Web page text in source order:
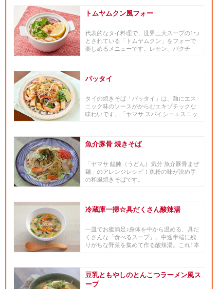
トムヤムクン風フォー
代表的なタイ料理で、世界三大スープの1つ
とされている「トムヤムクン」をフォーで
楽しめるメニューです。レモン、パクチ
パッタイ
タイの焼きそば「パッタイ」は、麺にエス
ニック味のソースがからむエキゾチックな
味わいです。「ヤマサ スパイシーエスニッ
魚介豚骨 焼きそば
「ヤマサ 饂飩（うどん）気分 魚介豚骨まぜ
麺」のアレンジレシピ！魚粉の味が決め手
の和風焼きそばです。
冷蔵庫一掃☆具だくさん酸辣湯
一皿でお腹満足♪身体を中から温める、具だ
くさんな「食べるスープ」。中途半端に残
りがちな野菜を集めて作る酸辣湯。これ1本
豆乳ともやしのとんこつラーメン風ス
ープ